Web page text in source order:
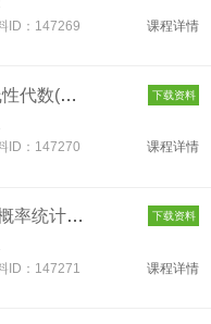
ID：147269 课程详情
【高数精讲】高数叔-线性代数(3小时速成) 147270 下载资料
ID：147270 课程详情
【高数速成】高数叔：概率统计(3.5小时速成) 147271 下载资料
ID：147271 课程详情